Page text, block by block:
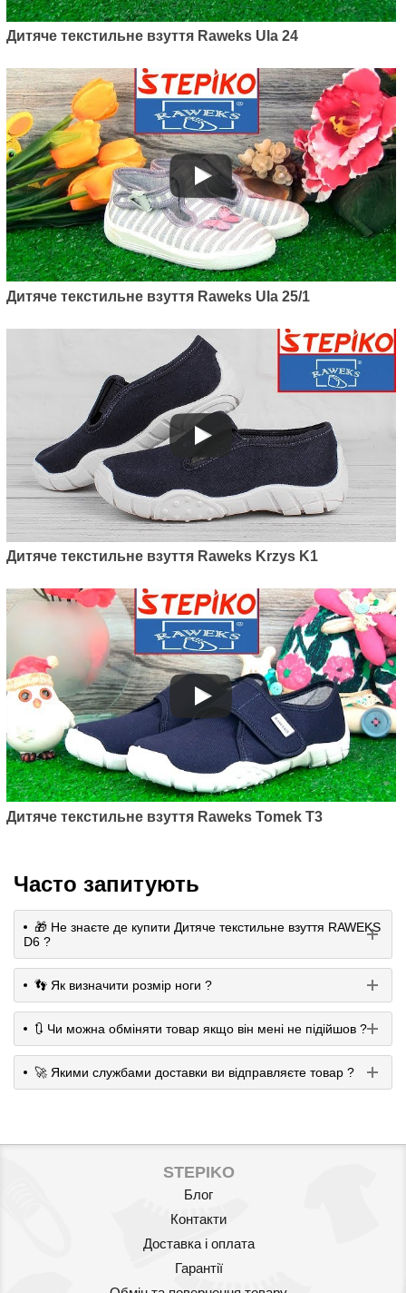
Дитяче текстильне взуття Raweks Ula 24
Дитяче текстильне взуття Raweks Ula 25/1
Дитяче текстильне взуття Raweks Krzys K1
Дитяче текстильне взуття Raweks Tomek T3
Часто запитують
🎁 Не знаєте де купити Дитяче текстильне взуття RAWEKS
D6 ?
👣 Як визначити розмір ноги ?
🔃 Чи можна обміняти товар якщо він мені не підійшов ?
🚀 Якими службами доставки ви відправляєте товар ?
STEPIKO
Блог
Контакти
Доставка і оплата
Гарантії